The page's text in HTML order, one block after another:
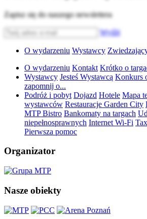
Zapisz się do naszego newslettera
Wyślij
O wydarzeniu Wystawcy
O wydarzeniu Kontakt Krótko o
Wystawcy Jesteś Wystawcą Konkurs
zapomnij o...
Podróż i pobyt Dojazd Hotele Mapa
wystawców Restauracje Garden City
MTP Bistro Bankomaty na targach
niepełnosprawnych Internet Wi-Fi
Pierwsza pomoc
Organizator
Nasze obiekty